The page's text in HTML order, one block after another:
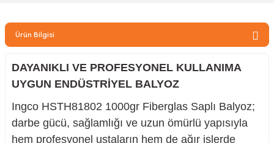
Ürün Bilgisi
DAYANIKLI VE PROFESYONEL KULLANIMA
UYGUN ENDÜSTRİYEL BALYOZ
Ingco HSTH81802 1000gr Fiberglas Saplı Balyoz;
darbe gücü, sağlamlığı ve uzun ömürlü yapısıyla
hem profesyonel ustaların hem de ağır işlerde